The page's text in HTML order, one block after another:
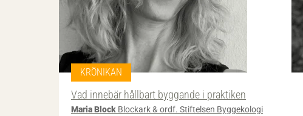
KRÖNIKAN
Vad innebär hållbart byggande i praktiken
Maria Block Blockark & ordf. Stiftelsen Byggekologi